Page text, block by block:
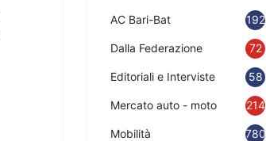
AC Bari-Bat 192
Dalla Federazione 72
Editoriali e Interviste 58
Mercato auto - moto 214
Mobilità 780